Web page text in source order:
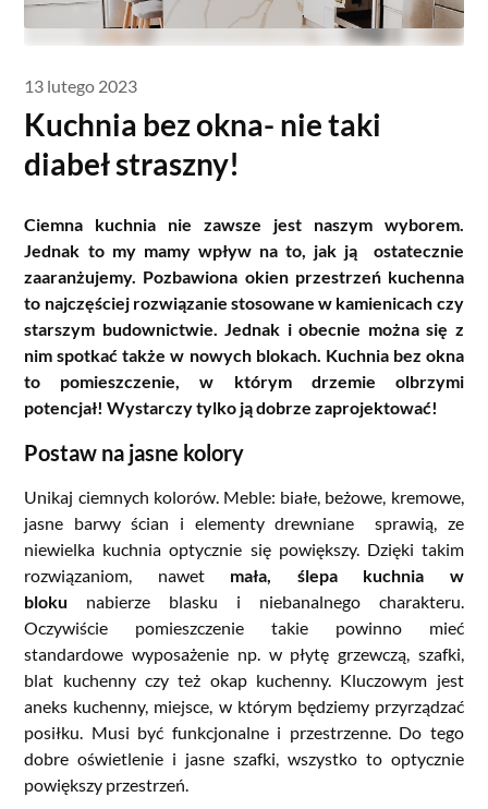
13 lutego 2023
Kuchnia bez okna- nie taki
diabeł straszny!
Ciemna kuchnia nie zawsze jest naszym wyborem.
Jednak to my mamy wpływ na to, jak ją ostatecznie
zaaranżujemy. Pozbawiona okien przestrzeń kuchenna
to najczęściej rozwiązanie stosowane w kamienicach czy
starszym budownictwie. Jednak i obecnie można się z
nim spotkać także w nowych blokach. Kuchnia bez okna
to pomieszczenie, w którym drzemie olbrzymi
potencjał! Wystarczy tylko ją dobrze zaprojektować!
Postaw na jasne kolory
Unikaj ciemnych kolorów. Meble: białe, beżowe, kremowe,
jasne barwy ścian i elementy drewniane sprawią, ze
niewielka kuchnia optycznie się powiększy. Dzięki takim
rozwiązaniom, nawet mała, ślepa kuchnia w
bloku nabierze blasku i niebanalnego charakteru.
Oczywiście pomieszczenie takie powinno mieć
standardowe wyposażenie np. w płytę grzewczą, szafki,
blat kuchenny czy też okap kuchenny. Kluczowym jest
aneks kuchenny, miejsce, w którym będziemy przyrządzać
posiłku. Musi być funkcjonalne i przestrzenne. Do tego
dobre oświetlenie i jasne szafki, wszystko to optycznie
powiększy przestrzeń.